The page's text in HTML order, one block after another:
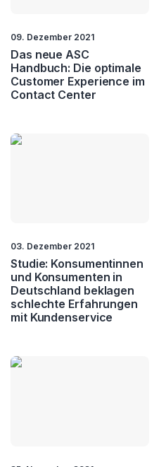
Customer Service
CX
Touchpoint
Management
09. Dezember 2021
Das neue ASC
Handbuch: Die optimale
Customer Experience im
Contact Center
03. Dezember 2021
Studie: Konsumentinnen
und Konsumenten in
Deutschland beklagen
schlechte Erfahrungen
mit Kundenservice